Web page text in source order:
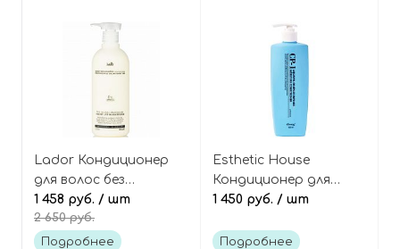
Lador Кондиционер
для волос без
силиконов
увлажняющий Moisture
balancing daily clinic
1 458 руб. / шт
2 650 руб.
Подробнее
Esthetic House
Кондиционер для
волос увлажняющий
complex intense
1 450 руб. / шт
Подробнее